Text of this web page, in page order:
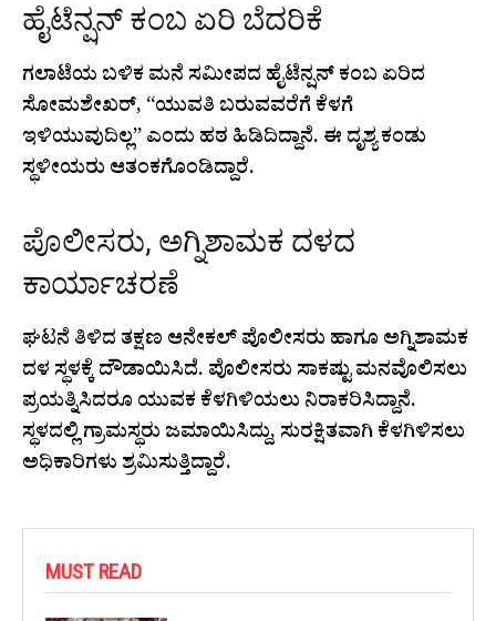
ಹೈಟೆನ್ಷನ್ ಕಂಬ ಏರಿ ಬೆದರಿಕೆ
ಗಲಾಟೆಯ ಬಳಿಕ ಮನೆ ಸಮೀಪದ ಹೈಟೆನ್ಷನ್ ಕಂಬ ಏರಿದ
ಸೋಮಶೇಖರ್, “ಯುವತಿ ಬರುವವರೆಗೆ ಕೆಳಗೆ
ಇಳಿಯುವುದಿಲ್ಲ” ಎಂದು ಹಠ ಹಿಡಿದಿದ್ದಾನೆ. ಈ ದೃಶ್ಯ ಕಂಡು
ಸ್ಥಳೀಯರು ಆತಂಕಗೊಂಡಿದ್ದಾರೆ.
ಪೊಲೀಸರು, ಅಗ್ನಿಶಾಮಕ ದಳದ
ಕಾರ್ಯಾಚರಣೆ
ಘಟನೆ ತಿಳಿದ ತಕ್ಷಣ ಆನೇಕಲ್ ಪೊಲೀಸರು ಹಾಗೂ ಅಗ್ನಿಶಾಮಕ
ದಳ ಸ್ಥಳಕ್ಕೆ ದೌಡಾಯಿಸಿದೆ. ಪೊಲೀಸರು ಸಾಕಷ್ಟು ಮನವೊಲಿಸಲು
ಪ್ರಯತ್ನಿಸಿದರೂ ಯುವಕ ಕೆಳಗಿಳಿಯಲು ನಿರಾಕರಿಸಿದ್ದಾನೆ.
ಸ್ಥಳದಲ್ಲಿ ಗ್ರಾಮಸ್ಥರು ಜಮಾಯಿಸಿದ್ದು, ಸುರಕ್ಷಿತವಾಗಿ ಕೆಳಗಿಳಿಸಲು
ಅಧಿಕಾರಿಗಳು ಶ್ರಮಿಸುತ್ತಿದ್ದಾರೆ.
MUST READ